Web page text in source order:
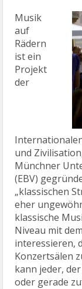
Musik
auf
Rädern
ist ein
Projekt
der
und
Münchner
(EBV)
„klassischen
eher
klassische
Niveau mit
interessieren,
Konzertsälen
kann jeder,
oder gerade